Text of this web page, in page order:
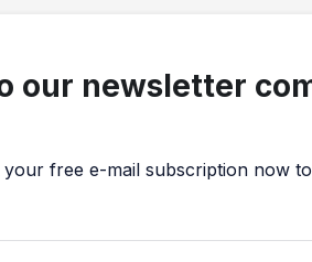
our newsletter
free e-mail subscription now